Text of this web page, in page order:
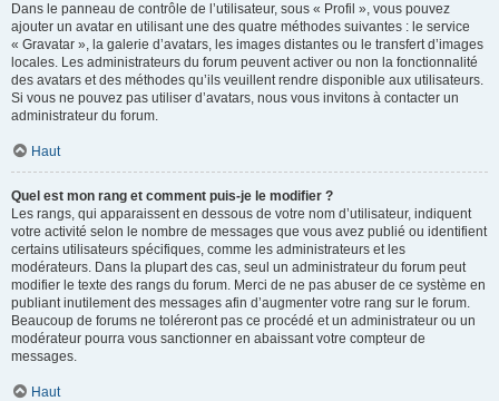
Dans le panneau de contrôle de l’utilisateur, sous « Profil », vous pouvez
ajouter un avatar en utilisant une des quatre méthodes suivantes : le service
« Gravatar », la galerie d’avatars, les images distantes ou le transfert d’images
locales. Les administrateurs du forum peuvent activer ou non la fonctionnalité
des avatars et des méthodes qu’ils veuillent rendre disponible aux utilisateurs.
Si vous ne pouvez pas utiliser d’avatars, nous vous invitons à contacter un
administrateur du forum.
Haut
Quel est mon rang et comment puis-je le modifier ?
Les rangs, qui apparaissent en dessous de votre nom d’utilisateur, indiquent
votre activité selon le nombre de messages que vous avez publié ou identifient
certains utilisateurs spécifiques, comme les administrateurs et les
modérateurs. Dans la plupart des cas, seul un administrateur du forum peut
modifier le texte des rangs du forum. Merci de ne pas abuser de ce système en
publiant inutilement des messages afin d’augmenter votre rang sur le forum.
Beaucoup de forums ne toléreront pas ce procédé et un administrateur ou un
modérateur pourra vous sanctionner en abaissant votre compteur de
messages.
Haut